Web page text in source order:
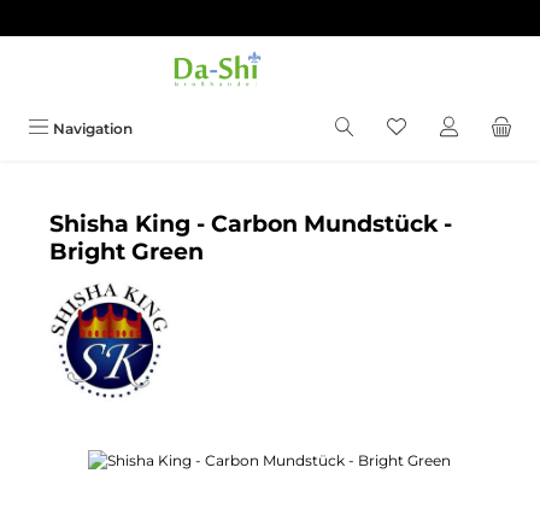
Navigation Du hast 0
Shisha King - Carbon Mundstück -
Bright Green
Bildergalerie überspringen